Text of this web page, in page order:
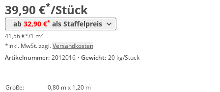
39,90 €*/Stück
ab 32,90 €* als Staffelpreis
41,56 €*/1 m²
*inkl. MwSt. zzgl.Versandkosten
Artikelnummer: 2012016 · Gewicht: 20 kg/Stück
Größe:
0,80 m x 1,20 m